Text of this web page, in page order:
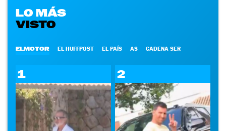
LO MÁS
VISTO
ELMOTOR EL HUFFPOST EL PAÍS AS CADENA SER
1 2